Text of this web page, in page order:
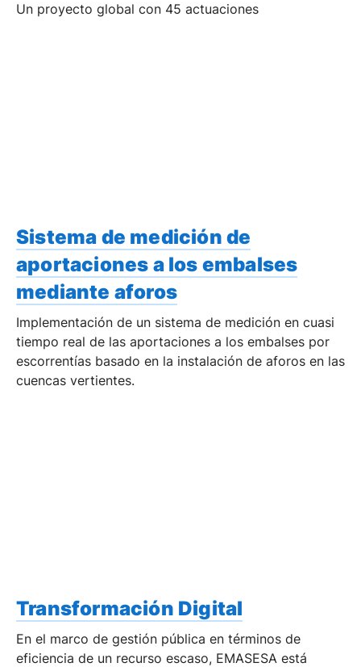
Un proyecto global con 45 actuaciones
Sistema de medición de
aportaciones a los embalses
mediante aforos
Implementación de un sistema de medición en cuasi
tiempo real de las aportaciones a los embalses por
escorrentías basado en la instalación de aforos en las
cuencas vertientes.
Transformación Digital
En el marco de gestión pública en términos de
eficiencia de un recurso escaso, EMASESA está